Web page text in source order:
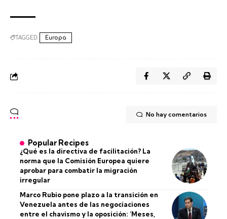
TAGGED: Europa
No hay comentarios
Popular Recipes
¿Qué es la directiva de facilitación? La
norma que la Comisión Europea quiere
aprobar para combatir la migración
irregular
Marco Rubio pone plazo a la transición en
Venezuela antes de las negociaciones
entre el chavismo y la oposición: ‘Meses,